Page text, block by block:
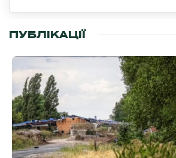
ПУБЛІКАЦІЇ